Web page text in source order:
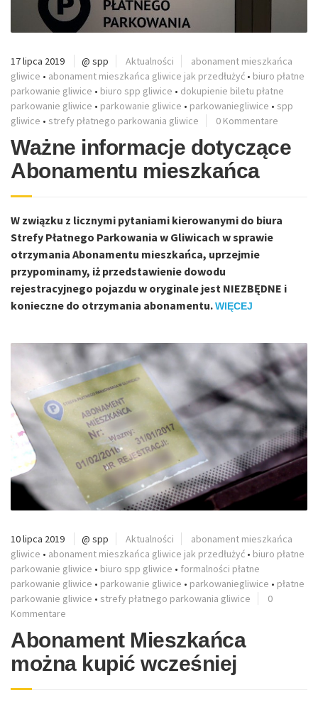
17 lipca 2019 @ spp Aktualności
abonament mieszkańca
gliwice • abonament mieszkańca gliwice jak przedłużyć • biuro płatne
parkowanie gliwice • biuro spp gliwice • dokupienie biletu płatne
parkowanie gliwice • parkowanie gliwice • parkowaniegliwice • spp
gliwice • strefy płatnego parkowania gliwice 0 Kommentare
Ważne informacje dotyczące
Abonamentu mieszkańca
W związku z licznymi pytaniami kierowanymi do biura
Strefy Płatnego Parkowania w Gliwicach w sprawie
otrzymania Abonamentu mieszkańca, uprzejmie
przypominamy, iż przedstawienie dowodu
rejestracyjnego pojazdu w oryginale jest NIEZBĘDNE i
konieczne do otrzymania abonamentu.WIĘCEJ
10 lipca 2019 @ spp Aktualności
abonament mieszkańca
gliwice • abonament mieszkańca gliwice jak przedłużyć • biuro płatne
parkowanie gliwice • biuro spp gliwice • formalności płatne
parkowanie gliwice • parkowanie gliwice • parkowaniegliwice • płatne
parkowanie gliwice • strefy płatnego parkowania gliwice
0
Kommentare
Abonament Mieszkańca
można kupić wcześniej